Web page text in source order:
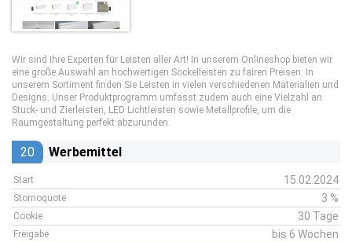
Wir sind Ihre Experten für Leisten aller Art! In unserem Onlineshop bieten wir
eine große Auswahl an hochwertigen Sockelleisten zu fairen Preisen. In
unserem Sortiment finden Sie Leisten in vielen verschiedenen Materialien und
Designs. Unser Produktprogramm umfasst zudem auch eine Vielzahl an
Stuck- und Zierleisten, LED Lichtleisten sowie Metallprofile, um die
Raumgestaltung perfekt abzurunden.
20 Werbemittel
Start 15.02.2024
Stornoquote 3 %
Cookie 30 Tage
Freigabe bis 6 Wochen